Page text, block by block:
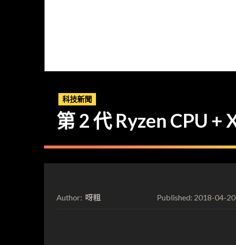
科技新聞
第 2 代 Ryzen CPU
Author: 呀粗 Published: 2018-04-20